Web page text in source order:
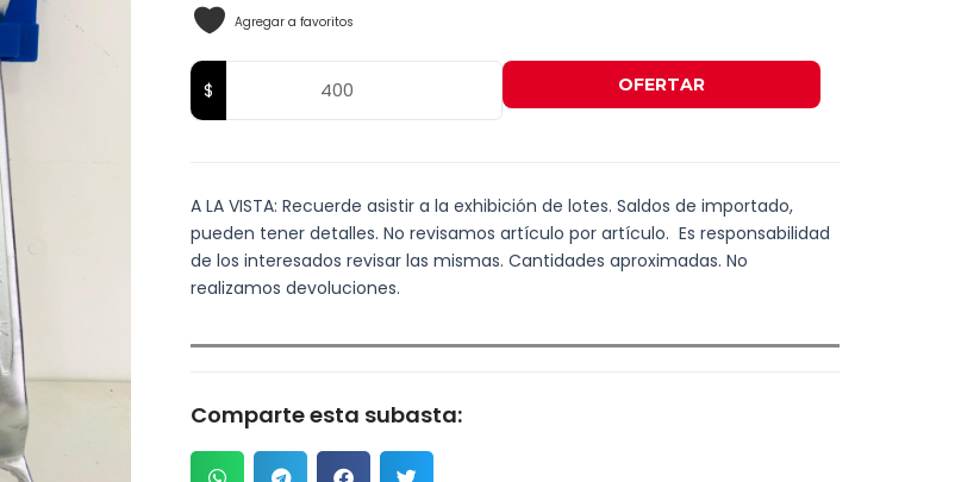
Agregar a favoritos
OFERTAR
A LA VISTA: Recuerde asistir a la exhibición de lotes. Saldos de importado,
pueden tener detalles. No revisamos artículo por artículo. Es responsabilidad
de los interesados revisar las mismas. Cantidades aproximadas. No
realizamos devoluciones.
Comparte esta subasta: